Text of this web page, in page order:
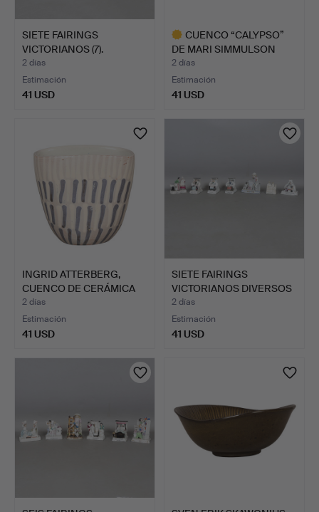
SIETE FAIRINGS
VICTORIANOS (7).
2 días
Estimación
41 USD
CUENCO “CALYPSO”
DE MARI SIMMULSON
(1911-2…
2 días
Estimación
41 USD
INGRID ATTERBERG,
CUENCO DE CERÁMICA
DE EK…
2 días
Estimación
41 USD
SIETE FAIRINGS
VICTORIANOS DIVERSOS
(7).
2 días
Estimación
41 USD